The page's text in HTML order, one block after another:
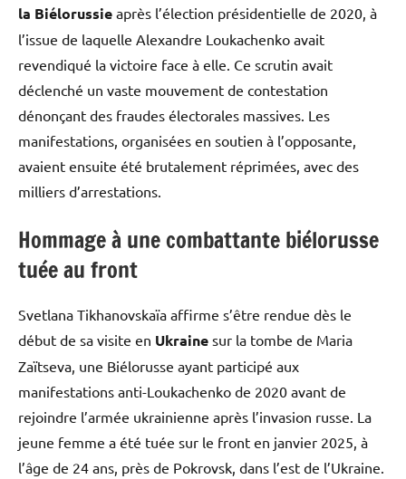
la Biélorussie après l’élection présidentielle de 2020, à
l’issue de laquelle Alexandre Loukachenko avait
revendiqué la victoire face à elle. Ce scrutin avait
déclenché un vaste mouvement de contestation
dénonçant des fraudes électorales massives. Les
manifestations, organisées en soutien à l’opposante,
avaient ensuite été brutalement réprimées, avec des
milliers d’arrestations.
Hommage à une combattante biélorusse
tuée au front
Svetlana Tikhanovskaïa affirme s’être rendue dès le
début de sa visite en Ukraine sur la tombe de Maria
Zaïtseva, une Biélorusse ayant participé aux
manifestations anti-Loukachenko de 2020 avant de
rejoindre l’armée ukrainienne après l’invasion russe. La
jeune femme a été tuée sur le front en janvier 2025, à
l’âge de 24 ans, près de Pokrovsk, dans l’est de l’Ukraine.